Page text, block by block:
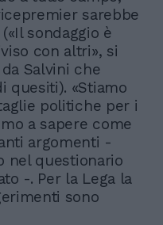
sarebbe
sondaggio è
con altri», si
Salvini che
quesiti). «Stiamo
politiche per i
a sapere come
argomenti -
nel questionario
-. Per la Lega la
sono